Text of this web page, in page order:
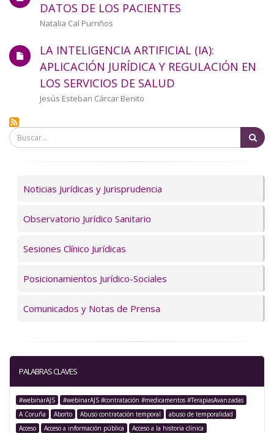
DATOS DE LOS PACIENTES
Autor/a
Natalia Cal Purriños
LA INTELIGENCIA ARTIFICIAL (IA):
APLICACIÓN JURÍDICA Y REGULACIÓN EN
LOS SERVICIOS DE SALUD
Autor/a
Jesús Esteban Cárcar Benito
Servicios
Noticias Jurídicas y Jurisprudencia
Observatorio Jurídico Sanitario
Sesiones Clínico Jurídicas
Posicionamientos Jurídico-Sociales
Comunicados y Notas de Prensa
PALABRAS CLAVES
#webinarAJS
#webinarAJS #contratación #medicamentos #TerapiasAvanzadas
A Coruña
Aborto Abuso contratación temporal
abuso de temporalidad
Acceso
Acceso a información pública
Acceso a la historia clínica